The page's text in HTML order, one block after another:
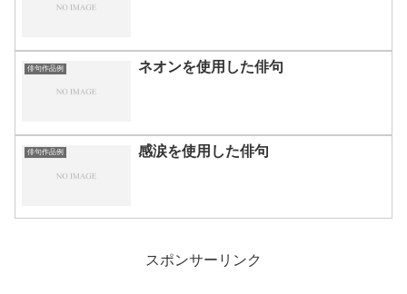
俳句作品例 ネオンを使用した俳句
俳句作品例 感涙を使用した俳句
スポンサーリンク